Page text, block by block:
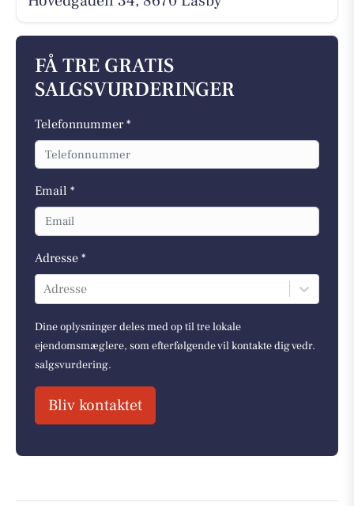
FÅ TRE GRATIS
SALGSVURDERINGER
Telefonnummer *
Email *
Adresse *
Adresse
Dine oplysninger deles med op til tre lokale
ejendomsmæglere, som efterfølgende vil kontakte dig vedr.
salgsvurdering.
Bliv kontaktet